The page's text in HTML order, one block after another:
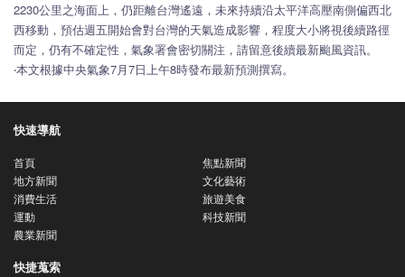
2230公里之海面上，仍距離台灣遙遠，未來持續沿太平洋高壓南側偏西北
西移動，預估週五開始會對台灣的天氣造成影響，程度大小將視後續路徑
而定，仍有不確定性，氣象署會密切關注，請留意後續最新颱風資訊。
‧本文根據中央氣象7月7日上午8時發布最新預測撰寫。
快速導航
首頁
焦點新聞
地方新聞
文化藝術
消費生活
旅遊美食
運動
科技新聞
農業新聞
快捷蒐索